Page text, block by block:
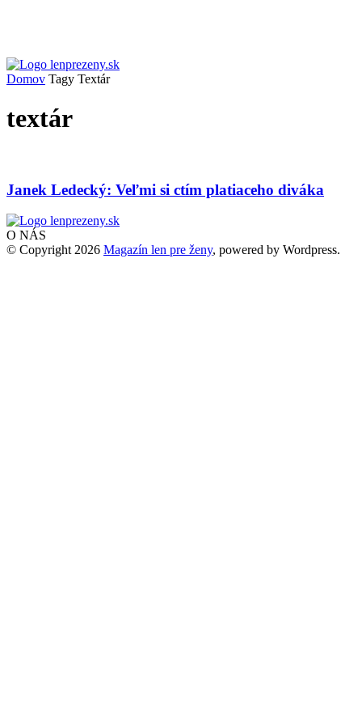
Domov Tagy Textár
textár
Janek Ledecký: Veľmi si ctím platiaceho diváka
O NÁS
© Copyright 2026 Magazín len pre ženy, powered by Wordpress.